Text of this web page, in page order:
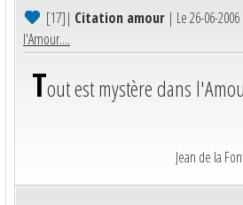
[17]| Citation amour | Le 26-06-
l'Amour....
Tout est mystère dans
Jean de la